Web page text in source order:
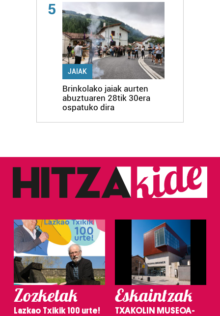
5
JAIAK
Brinkolako jaiak aurten
abuztuaren 28tik 30era
ospatuko dira
Zozketak
Lazkao Txikik 100 urte!
Eskaintzak
TXAKOLIN MUSEOA-